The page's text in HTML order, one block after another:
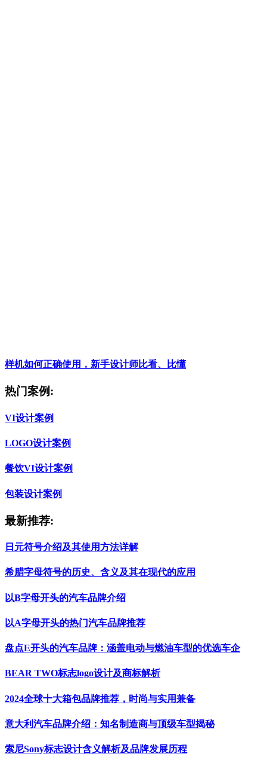
样机如何正确使用，新手设计师比看、比懂
热门案例:
VI设计案例
LOGO设计案例
餐饮VI设计案例
包装设计案例
最新推荐:
日元符号介绍及其使用方法详解
希腊字母符号的历史、含义及其在现代的应用
以B字母开头的汽车品牌介绍
以A字母开头的热门汽车品牌推荐
盘点E开头的汽车品牌：涵盖电动与燃油车型的优选车企
BEAR TWO标志logo设计及商标解析
2024全球十大箱包品牌推荐，时尚与实用兼备
意大利汽车品牌介绍：知名制造商与顶级车型揭秘
索尼Sony标志设计含义解析及品牌发展历程